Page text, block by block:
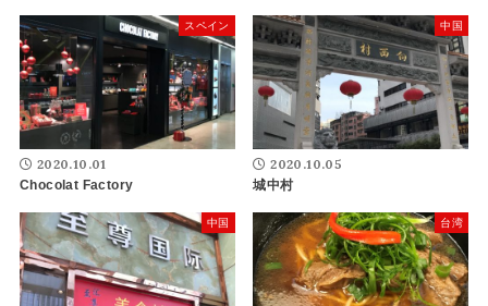
スペイン
2020.10.01
Chocolat Factory
中国
2020.10.05
城中村
中国 台湾